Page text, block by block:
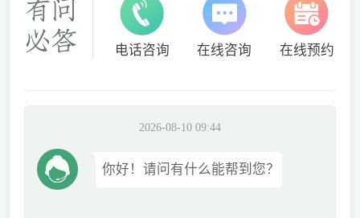
电话咨询 在线咨询 在线预约
2026-08-10 09:44
你好！请问有什么能帮到您？